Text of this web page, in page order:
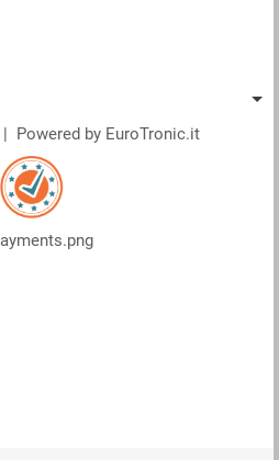
Powered by EuroTronic.it